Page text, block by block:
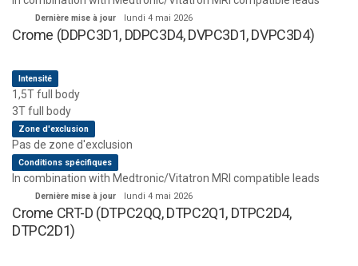
Dernière mise à jour lundi 4 mai 2026
Crome (DDPC3D1, DDPC3D4, DVPC3D1, DVPC3D4)
Intensité
1,5T full body
3T full body
Zone d'exclusion
Pas de zone d'exclusion
Conditions spécifiques
In combination with Medtronic/Vitatron MRI compatible leads
Dernière mise à jour lundi 4 mai 2026
Crome CRT-D (DTPC2QQ, DTPC2Q1, DTPC2D4,
DTPC2D1)